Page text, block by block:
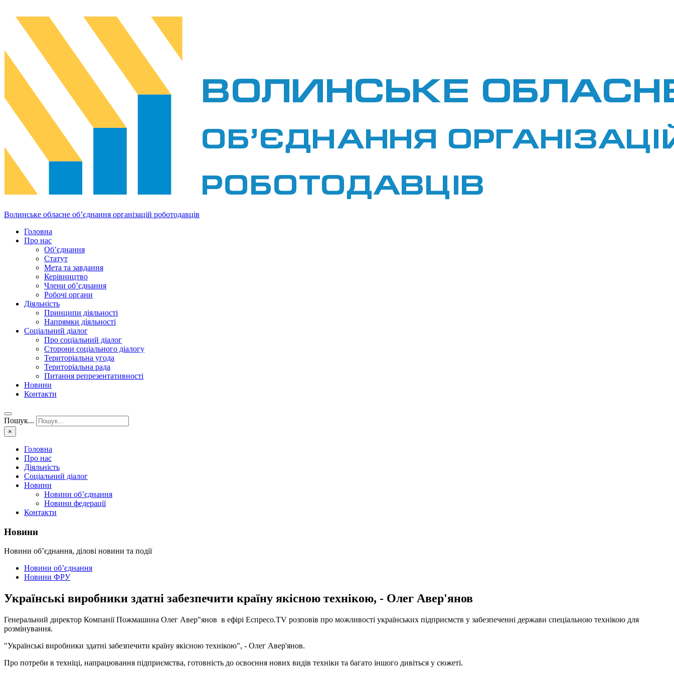
Волинське обласне об’єднання організацій роботодавців
Головна
Про нас
Об’єднання
Статут
Мета та завдання
Керівництво
Члени об’єднання
Робочі органи
Діяльність
Принципи діяльності
Напрямки діяльності
Соціальний діалог
Про соціальний діалог
Сторони соціального діалогу
Територіальна угода
Територіальна рада
Питання репрезентативності
Новини
Контакти
Пошук...
×
Головна
Про нас
Діяльність
Соціальний діалог
Новини
Новини об’єднання
Новини федерації
Контакти
Новини
Новини об’єднання, ділові новини та події
Новини об’єднання
Новини ФРУ
Українські виробники здатні забезпечити країну якісною технікою, - Олег Авер'янов
Генеральний директор Компанії Пожмашина Олег Авер"янов в ефірі Еспресо.TV розповів про можливості українських підприємств у забезпеченні держави спеціальною технікою для
розмінування.
"Українські виробники здатні забезпечити країну якісною технікою", - Олег Авер'янов.
Про потреби в техніці, напрацювання підприємства, готовність до освоєння нових видів техніки та багато іншого дивіться у сюжеті.